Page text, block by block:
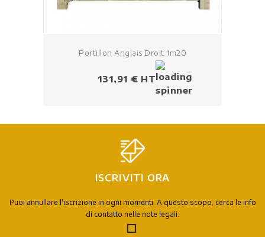
Portillon Anglais Droit 1m20
131,91 € HT
ISCRIVITI ORA
Puoi annullare l'iscrizione in ogni momenti. A questo scopo, cerca le info
di contatto nelle note legali.